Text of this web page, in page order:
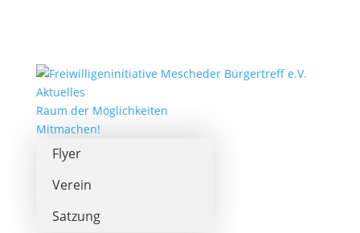
Aktuelles
Raum der Möglichkeiten
Mitmachen!
Flyer
Verein
Satzung